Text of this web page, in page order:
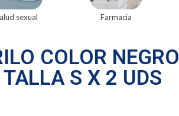
sexual Farmacia
COLOR NEGRO
S X 2 UDS